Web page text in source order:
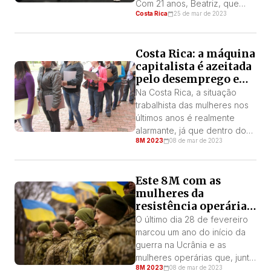
[…]
Com 21 anos, Beatriz, que
sofria de lúpus e artrite
diagnosticado com
anencefalia e, portanto,
inviável, ou seja, não viveria.
As condições de saúde com
as quais Beatriz vivia faziam
com que a […]
Costa Rica 25 de mar de 2023
Costa Rica: a máquina
capitalista é azeitada
pelo desemprego e
pela exploração das
mulheres
Na Costa Rica, a situação
trabalhista das mulheres nos
últimos anos é realmente
alarmante, já que dentro do
sistema capitalista são as
pior parte; na verdade, a
onda de demissões durante a
pandemia as prejudicou muito
mais. Por: PT Costa Rica Hoje
esses dados, embora tenham
melhorado, continuam […]
8M 2023 08 de mar de 2023
Este 8M com as
mulheres da
resistência operária
ucraniana
O último dia 28 de fevereiro
marcou um ano do início da
guerra na Ucrânia e as
mulheres operárias que, junto
8M 2023 08 de mar de 2023